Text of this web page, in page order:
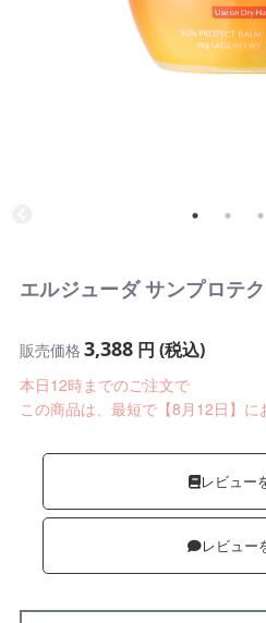
エルジューダ サンプロテ
販売価格 3,388円 (税込)
本日12時までのご注文で
この商品は、最短で【8月12日】に
レビュー
レビュー